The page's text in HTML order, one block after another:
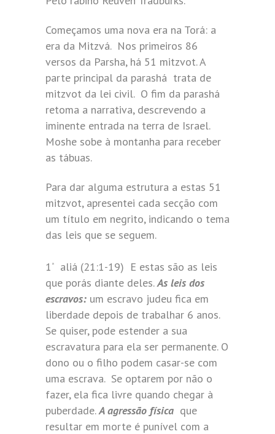
Começamos uma nova era na Torá: a
era da Mitzvá. Nos primeiros 86
versos da Parsha, há 51 mitzvot. A
parte principal da parashá trata de
mitzvot da lei civil. O fim da parashá
retoma a narrativa, descrevendo a
iminente entrada na terra de Israel.
Moshe sobe à montanha para receber
as tábuas.
Para dar alguma estrutura a estas 51
mitzvot, apresentei cada secção com
um título em negrito, indicando o tema
das leis que se seguem.
1 ª
aliá (21:1-19) E estas são as leis
que porás diante deles.As leis dos
escravos: um escravo judeu fica em
liberdade depois de trabalhar 6 anos.
Se quiser, pode estender a sua
escravatura para ela ser permanente. O
dono ou o filho podem casar-se com
uma escrava. Se optarem por não o
fazer, ela fica livre quando chegar à
puberdade.A agressão física que
resultar em morte é punível com a